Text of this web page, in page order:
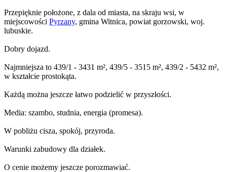
Przepięknie położone, z dala od miasta, na skraju wsi, w
miejscowości Pyrzany, gmina Witnica, powiat gorzowski, woj.
lubuskie.
Dobry dojazd.
Najmniejsza to 439/1 - 3431 m², 439/5 - 3515 m², 439/2 - 5432 m²,
w kształcie prostokąta.
Każdą można jeszcze łatwo podzielić w przyszłości.
Media: szambo, studnia, energia (promesa).
W pobliżu cisza, spokój, przyroda.
Warunki zabudowy dla działek.
O cenie możemy jeszcze porozmawiać.